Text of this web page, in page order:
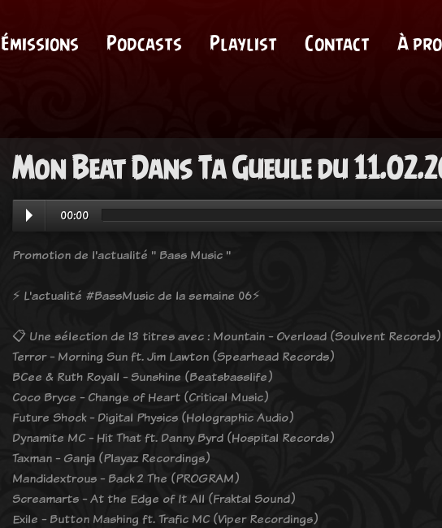
Émissions Podcasts Playlist Contact À
Mon Beat Dans Ta Gueule du
00:00
Promotion de l'actualité " Bass Music "
⚡️ L'actualité #BassMusic de la semaine 06⚡️
📋 Une sélection de 13 titres avec : Mountain - Overload (Soulvent Records)
Terror - Morning Sun ft. Jim Lawton (Spearhead Records)
BCee & Ruth Royall - Sunshine (Beatsbasslife)
Coco Bryce - Change of Heart (Critical Music)
Future Shock - Digital Physics (Holographic Audio)
Dynamite MC - Hit That ft. Danny Byrd (Hospital Records)
Taxman - Ganja (Playaz Recordings)
Mandidextrous - Back 2 The (PROGRAM)
Screamarts - At the Edge of It All (Fraktal Sound)
Exile - Button Mashing ft. Trafic MC (Viper Recordings)